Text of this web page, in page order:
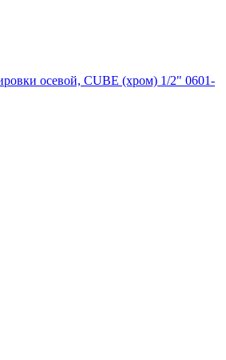
осевой, CUBE (хром) 1/2" 0601-